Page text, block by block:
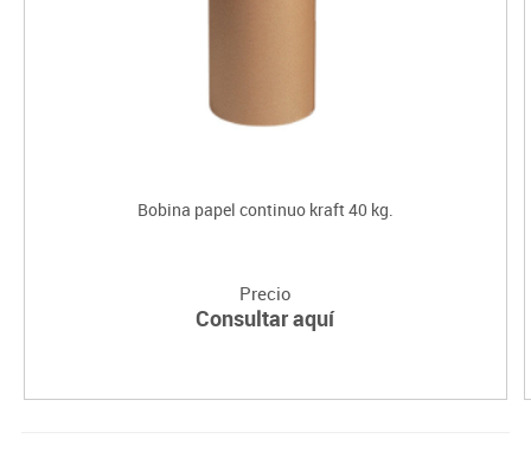
Bobina papel continuo kraft 40 kg.
Precio
Consultar aquí